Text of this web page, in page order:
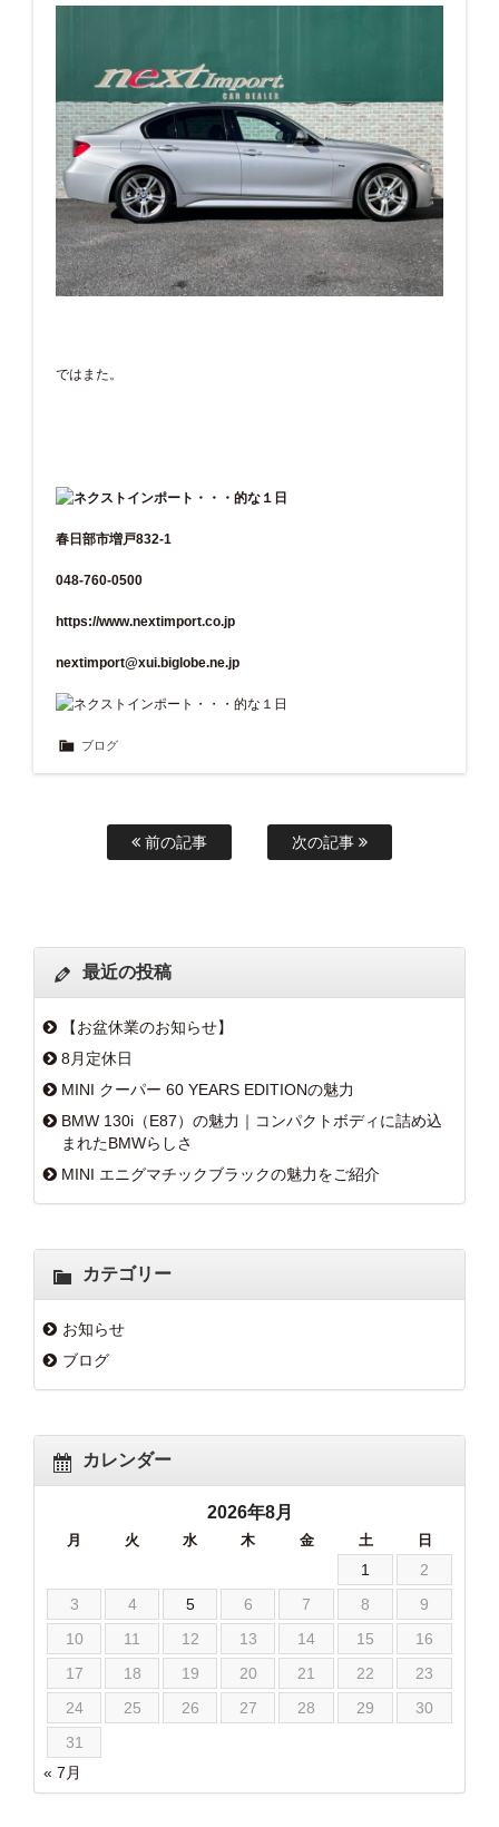
ではまた。
春日部市増戸832-1
048-760-0500
https://www.nextimport.co.jp
nextimport@xui.biglobe.ne.jp
ブログ
前の記事 次の記事
最近の投稿
【お盆休業のお知らせ】
8月定休日
MINI クーパー 60 YEARS EDITIONの魅力
BMW 130i（E87）の魅力｜コンパクトボディに詰め込
まれたBMWらしさ
MINI エニグマチックブラックの魅力をご紹介
カテゴリー
お知らせ
ブログ
カレンダー
2026年8月
月 火 水 木 金 土 日
1
2
3
4 5 6 7 8
9
10
11 12 13 14 15
16
17
18 19 20 21 22
23
24
25 26 27 28 29
30
31
« 7月